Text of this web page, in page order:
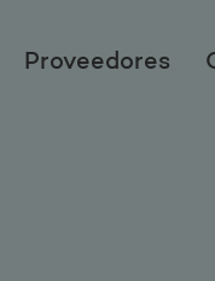
Proveedores